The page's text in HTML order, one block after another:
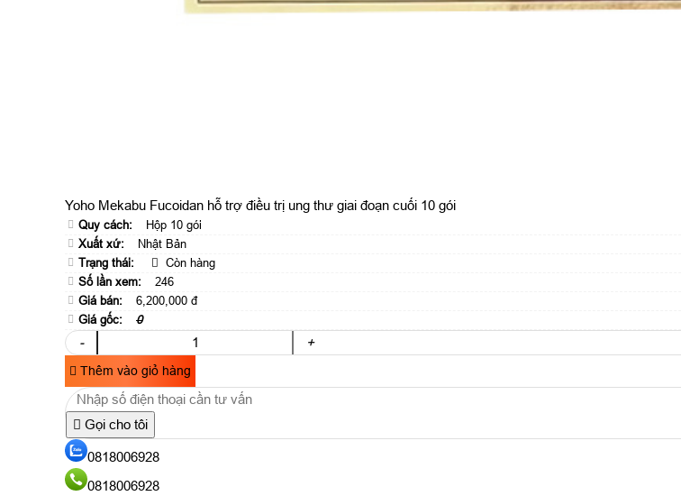
Yoho Mekabu Fucoidan hỗ trợ điều trị ung thư giai đoạn cuối 10 gói
Quy cách:
Hộp 10 gói
Xuất xứ:
Nhật Bản
Trạng thái:
Còn hàng
Số lần xem:
246
Giá bán:
6,200,000 đ
Giá gốc:
0
- +
Thêm vào giỏ hàng
Gọi cho tôi
0818006928
0818006928